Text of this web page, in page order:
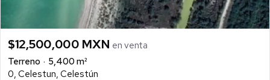
$12,500,000 MXN en venta
Terreno
5,400 m²
0, Celestun, Celestún